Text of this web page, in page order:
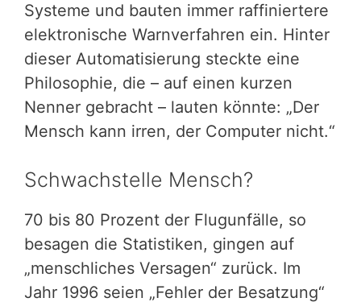
Systeme und bauten immer raffiniertere
elektronische Warnverfahren ein. Hinter
dieser Automatisierung steckte eine
Philosophie, die – auf einen kurzen
Nenner gebracht – lauten könnte: „Der
Mensch kann irren, der Computer nicht.“
Schwachstelle Mensch?
70 bis 80 Prozent der Flugunfälle, so
besagen die Statistiken, gingen auf
„menschliches Versagen“ zurück. Im
Jahr 1996 seien „Fehler der Besatzung“